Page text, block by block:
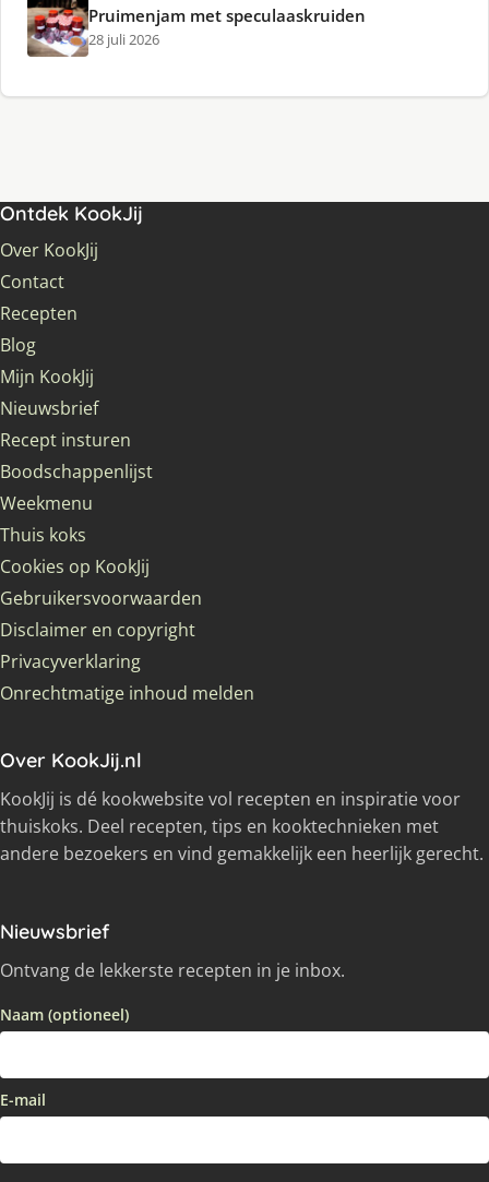
Pruimenjam met speculaaskruiden
28 juli 2026
Ontdek KookJij
Over KookJij
Contact
Recepten
Blog
Mijn KookJij
Nieuwsbrief
Recept insturen
Boodschappenlijst
Weekmenu
Thuis koks
Cookies op KookJij
Gebruikersvoorwaarden
Disclaimer en copyright
Privacyverklaring
Onrechtmatige inhoud melden
Over KookJij.nl
KookJij is dé kookwebsite vol recepten en inspiratie voor
thuiskoks. Deel recepten, tips en kooktechnieken met
andere bezoekers en vind gemakkelijk een heerlijk gerecht.
Nieuwsbrief
Ontvang de lekkerste recepten in je inbox.
Naam (optioneel)
E-mail